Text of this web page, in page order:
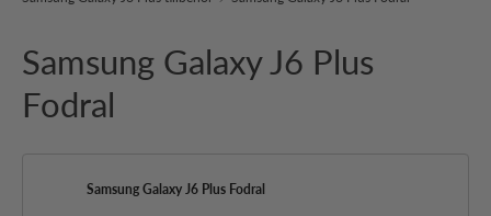
Samsung Galaxy J6 Plus
Fodral
Samsung Galaxy J6 Plus Fodral